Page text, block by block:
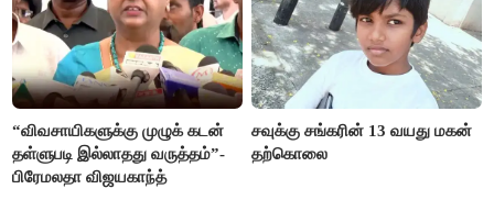
“விவசாயிகளுக்கு முழுக் கடன்
தள்ளுபடி இல்லாதது வருத்தம்”-
பிரேமலதா விஜயகாந்த்
சவுக்கு சங்கரின் 13 வயது மகன்
தற்கொலை